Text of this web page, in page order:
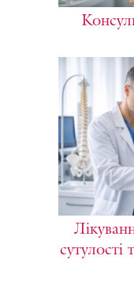
сутулості